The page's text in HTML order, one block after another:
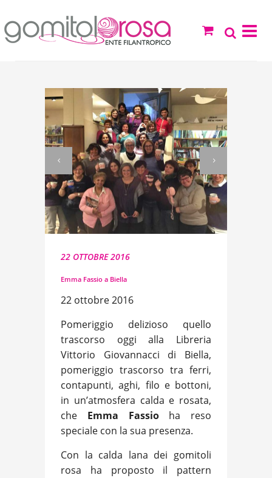
22 OTTOBRE 2016
Emma Fassio a Biella
22 ottobre 2016
Pomeriggio delizioso quello
trascorso oggi alla Libreria
Vittorio Giovannacci di Biella,
pomeriggio trascorso tra ferri,
contapunti, aghi, filo e bottoni,
in un’atmosfera calda e rosata,
che Emma Fassioha reso
speciale con la sua presenza.
Con la calda lana dei gomitoli
rosa ha proposto il pattern